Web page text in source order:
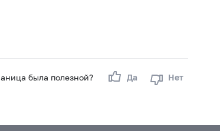
была полезной? Да Нет